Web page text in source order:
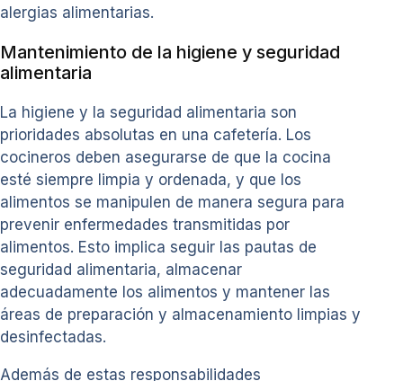
alergias alimentarias.
Mantenimiento de la higiene y seguridad
alimentaria
La higiene y la seguridad alimentaria son
prioridades absolutas en una cafetería. Los
cocineros deben asegurarse de que la cocina
esté siempre limpia y ordenada, y que los
alimentos se manipulen de manera segura para
prevenir enfermedades transmitidas por
alimentos. Esto implica seguir las pautas de
seguridad alimentaria, almacenar
adecuadamente los alimentos y mantener las
áreas de preparación y almacenamiento limpias y
desinfectadas.
Además de estas responsabilidades